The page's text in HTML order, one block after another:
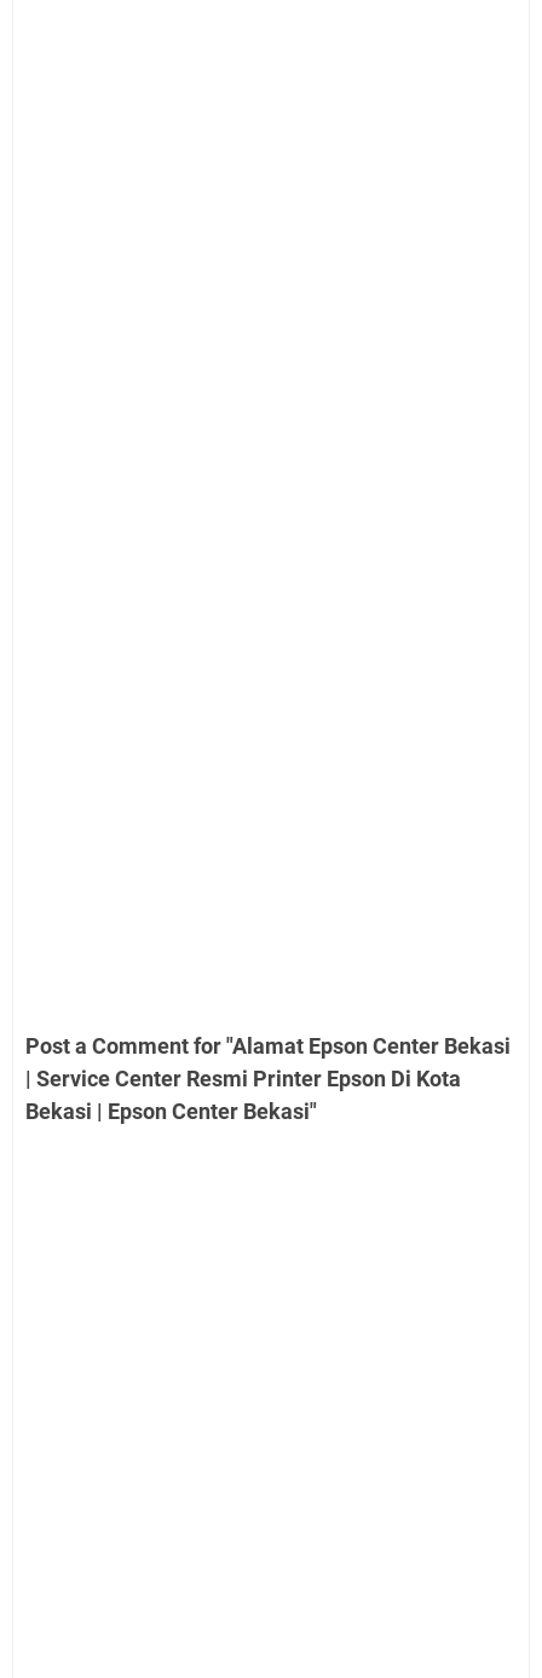
Post a Comment for "Alamat Epson Center Bekasi
| Service Center Resmi Printer Epson Di Kota
Bekasi | Epson Center Bekasi"